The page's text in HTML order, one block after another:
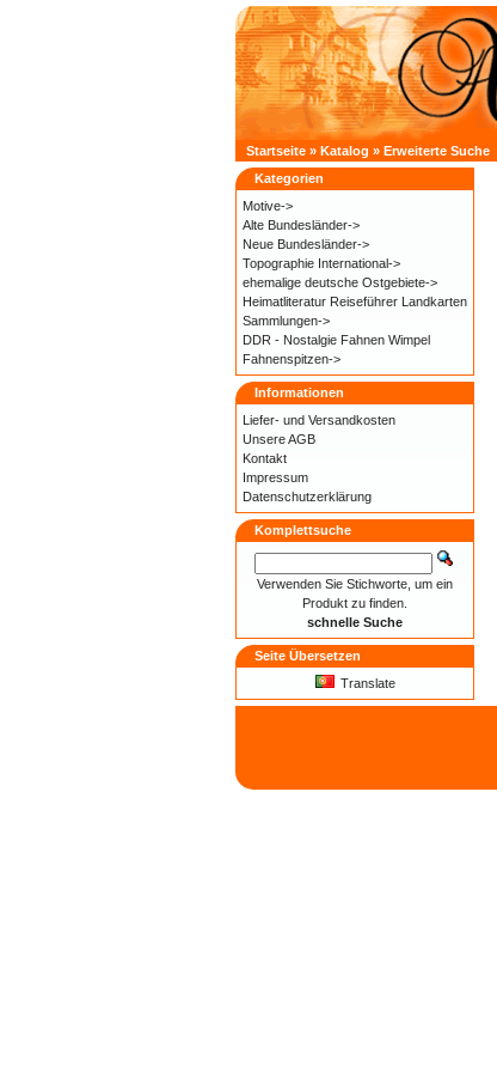
Startseite » Katalog » Erweiterte Suche
Kategorien
Motive->
Alte Bundesländer->
Neue Bundesländer->
Topographie International->
ehemalige deutsche Ostgebiete->
Heimatliteratur Reiseführer Landkarten
Sammlungen->
DDR - Nostalgie Fahnen Wimpel
Fahnenspitzen->
Informationen
Liefer- und Versandkosten
Unsere AGB
Kontakt
Impressum
Datenschutzerklärung
Komplettsuche
Verwenden Sie Stichworte, um ein
Produkt zu finden.
schnelle Suche
Seite Übersetzen
Translate